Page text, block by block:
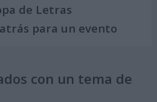
de Letras
para un evento
con un tema de